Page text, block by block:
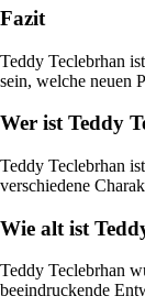
Fazit
Teddy Teclebrhan
sein, welche neuen
Wer ist Teddy
Teddy Teclebrhan
verschiedene
Wie alt ist
Teddy Teclebrhan
beeindruckende